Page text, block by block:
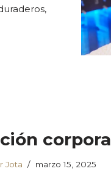
Jota marzo 15, 2025